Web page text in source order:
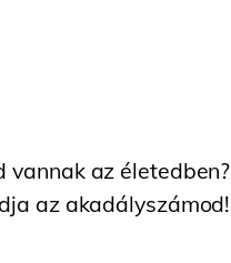
vannak az életedben?
az akadályszámod!